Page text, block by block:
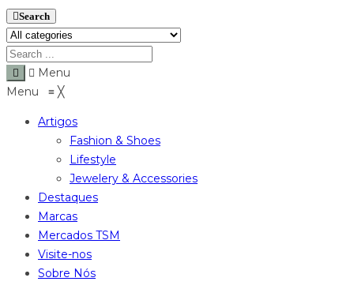
Search
Menu
Menu ≡ ╳
Artigos
Fashion & Shoes
Lifestyle
Jewelery & Accessories
Destaques
Marcas
Mercados TSM
Visite-nos
Sobre Nós